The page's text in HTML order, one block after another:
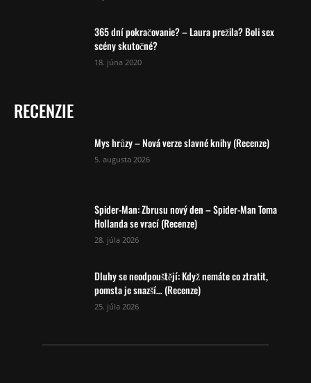
365 dní pokračovanie? – Laura prežila? Boli sex
scény skutočné?
18. júna 2020
RECENZIE
Mys hrůzy – Nová verze slavné knihy (Recenze)
5. augusta 2026
Spider-Man: Zbrusu nový den – Spider-Man Toma
Hollanda se vrací (Recenze)
28. júla 2026
Dluhy se neodpouštějí: Když nemáte co ztratit,
pomsta je snazší… (Recenze)
25. júla 2026